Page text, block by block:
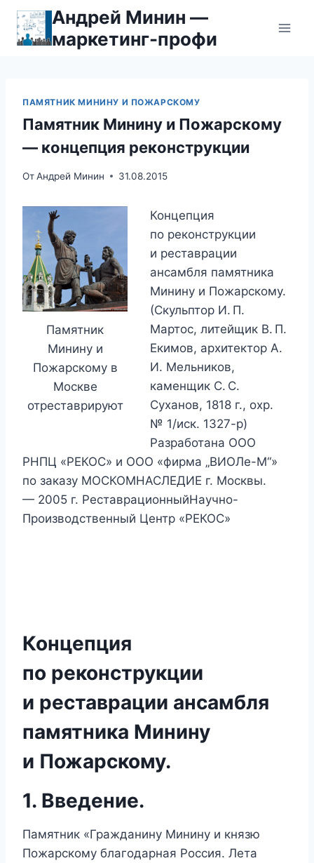
Перейти
содержимому
Андрей Минин —
маркетинг-профи
ПАМЯТНИК МИНИНУ И ПОЖАРСКОМУ
Памятник Минину и Пожарскому
— концепция реконструкции
ОтАндрей Минин 31.08.2015
Памятник
Минину и
Пожарскому в
Москве
отреставрируют
Концепция
по реконструкции
и реставрации
ансамбля памятника
Минину и Пожарскому.
(Скульптор И. П.
Мартос, литейщик В. П.
Екимов, архитектор А.
И. Мельников,
каменщик С. С.
Суханов, 1818 г., охр.
№ 1/иск. 1327-р)
Разработана ООО
РНПЦ «РЕКОС» и ООО «фирма „ВИОЛе-М“»
по заказу МОСКОМНАСЛЕДИЕ г. Москвы.
— 2005 г. РеставрационныйНаучно-
Производственный Центр «РЕКОС»
Концепция
по реконструкции
и реставрации ансамбля
памятника Минину
и Пожарскому.
1. Введение.
Памятник «Гражданину Минину и князю
Пожарскому благодарная Россия. Лета